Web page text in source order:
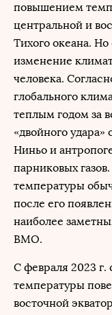
повышением
центральной и
Тихого океана.
изменение
человека.
глобального
теплым годом за
«двойного
Ниньо и
парниковых
температуры
после его
наиболее
ВМО.
С февраля 2023
температуры
восточной